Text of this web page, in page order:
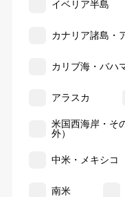
イベリア半島
カナリア諸島・
カリブ海・バハ
アラスカ
米国西海岸・そ
外）
中米・メキシコ
南米